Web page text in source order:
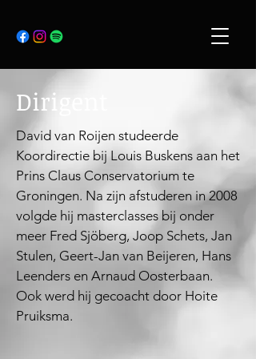
Dirigent
David van Roijen studeerde
Koordirectie bij Louis Buskens aan het
Prins Claus Conservatorium te
Groningen. Na zijn afstuderen in 2008
volgde hij masterclasses bij onder
meer Fred Sjöberg, Joop Schets, Jan
Stulen, Geert-Jan van Beijeren, Hans
Leenders en Arnaud Oosterbaan.
Ook werd hij gecoacht door Hoite
Pruiksma.